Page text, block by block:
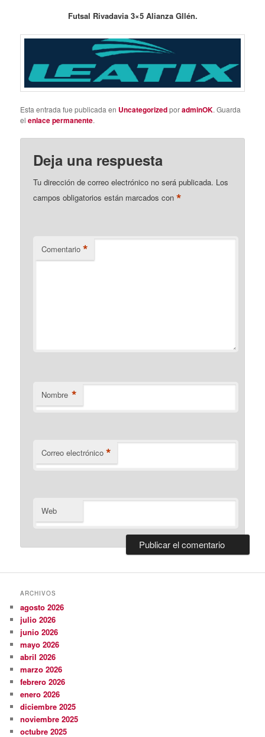
Futsal Rivadavia 3×5 Alianza Gllén.
Esta entrada fue publicada en UncategorizedporadminOK. Guarda
elenlace permanente.
Deja una respuesta
Tu dirección de correo electrónico no será publicada. Los
campos obligatorios están marcados con*
Comentario *
Nombre *
Correo electrónico *
Web
ARCHIVOS
agosto 2026
julio 2026
junio 2026
mayo 2026
abril 2026
marzo 2026
febrero 2026
enero 2026
diciembre 2025
noviembre 2025
octubre 2025